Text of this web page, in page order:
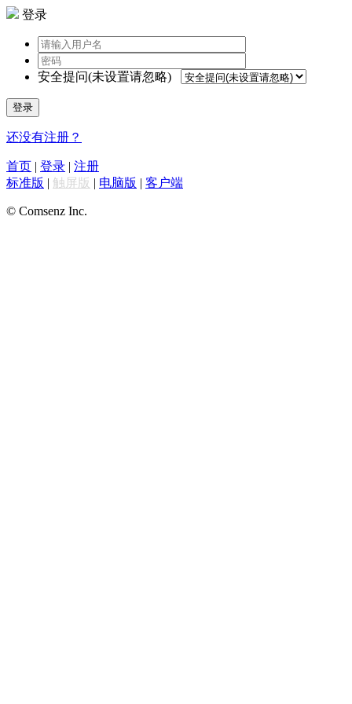
登录
安全提问(未设置请忽略)
登录
还没有注册？
首页 | 登录 | 注册
标准版 | 触屏版 | 电脑版 | 客户端
© Comsenz Inc.